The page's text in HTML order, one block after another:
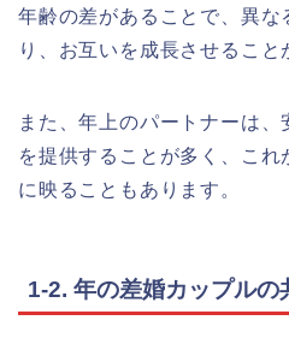
年齢の差があることで、異な
り、お互いを成長させること
また、年上のパートナーは
を提供することが多く、こ
に映ることもあります。
1-2. 年の差婚カップルの